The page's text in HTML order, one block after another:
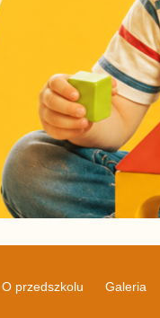
O przedszkolu Galeria